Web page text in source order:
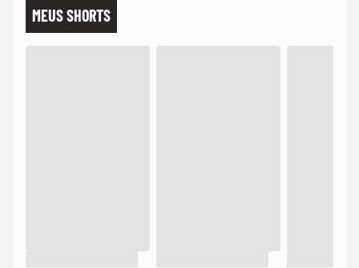
MEUS SHORTS